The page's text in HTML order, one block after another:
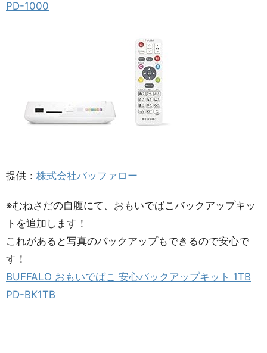
PD-1000
提供： 株式会社バッファロー
※むねさだの自腹にて、おもいでばこバックアップキッ
トを追加します！
これがあると写真のバックアップもできるので安心で
す！
BUFFALO おもいでばこ 安心バックアップキット 1TB
PD-BK1TB